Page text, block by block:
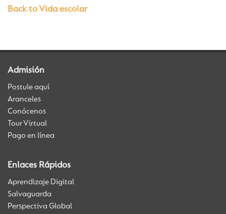
Back to Vida escolar
Admisión
Postule aquí
Aranceles
Conócenos
Tour Virtual
Pago en línea
Enlaces Rápidos
Aprendizaje Digital
Salvaguarda
Perspectiva Global